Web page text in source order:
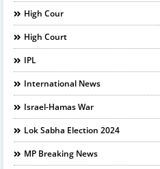
High Cour
High Court
IPL
International News
Israel-Hamas War
Lok Sabha Election 2024
MP Breaking News